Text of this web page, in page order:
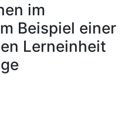
im
Beispiel einer
Lerneinheit